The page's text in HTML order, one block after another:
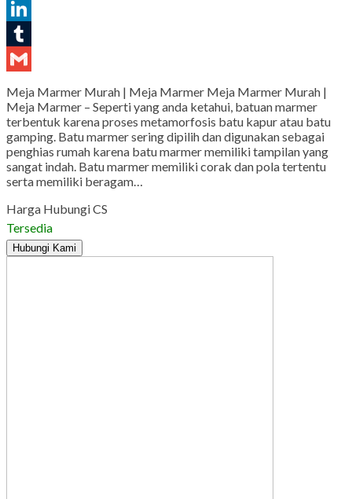
WhatsApp
Pinterest
LinkedIn
Gmail
Meja Marmer Murah | Meja Marmer Meja Marmer Murah |
Meja Marmer – Seperti yang anda ketahui, batuan marmer
terbentuk karena proses metamorfosis batu kapur atau batu
gamping. Batu marmer sering dipilih dan digunakan sebagai
penghias rumah karena batu marmer memiliki tampilan yang
sangat indah. Batu marmer memiliki corak dan pola tertentu
serta memiliki beragam…
Harga Hubungi CS